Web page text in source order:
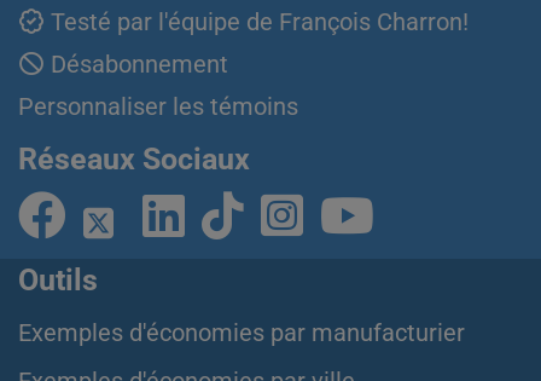
Testé par l'équipe de François Charron!
Désabonnement
Personnaliser les témoins
Réseaux Sociaux
Outils
Exemples d'économies par manufacturier